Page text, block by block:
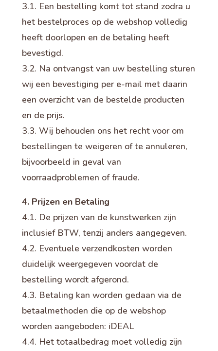
3.1. Een bestelling komt tot stand zodra u
het bestelproces op de webshop volledig
heeft doorlopen en de betaling heeft
bevestigd.
3.2. Na ontvangst van uw bestelling sturen
wij een bevestiging per e-mail met daarin
een overzicht van de bestelde producten
en de prijs.
3.3. Wij behouden ons het recht voor om
bestellingen te weigeren of te annuleren,
bijvoorbeeld in geval van
voorraadproblemen of fraude.
4. Prijzen en Betaling
4.1. De prijzen van de kunstwerken zijn
inclusief BTW, tenzij anders aangegeven.
4.2. Eventuele verzendkosten worden
duidelijk weergegeven voordat de
bestelling wordt afgerond.
4.3. Betaling kan worden gedaan via de
betaalmethoden die op de webshop
worden aangeboden: iDEAL
4.4. Het totaalbedrag moet volledig zijn